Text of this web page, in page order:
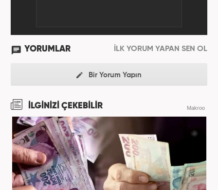
YORUMLAR İLK YORUM YAPAN SEN OL
Bir Yorum Yapın
İLGİNİZİ ÇEKEBİLİR Makroo